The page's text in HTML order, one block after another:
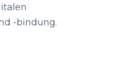
-bindung.